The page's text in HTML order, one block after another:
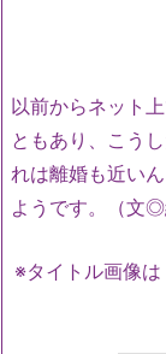
以前からネット
ともあり、こう
れは離婚も近い
ようです。（文◎
※タイトル画像は